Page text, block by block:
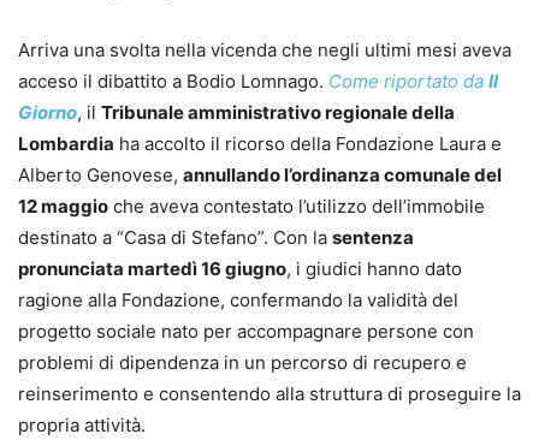
Arriva una svolta nella vicenda che negli ultimi mesi aveva
acceso il dibattito a Bodio Lomnago. Come riportato da Il
Giorno, il Tribunale amministrativo regionale della
Lombardia ha accolto il ricorso della Fondazione Laura e
Alberto Genovese, annullando l’ordinanza comunale del
12 maggio che aveva contestato l’utilizzo dell’immobile
destinato a “Casa di Stefano”. Con la sentenza
pronunciata martedì 16 giugno, i giudici hanno dato
ragione alla Fondazione, confermando la validità del
progetto sociale nato per accompagnare persone con
problemi di dipendenza in un percorso di recupero e
reinserimento e consentendo alla struttura di proseguire la
propria attività.